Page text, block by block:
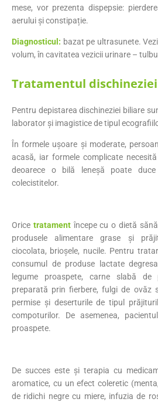
mese, vor prezenta dispepsie:
aerului și constipație.
Diagnosticul: bazat pe ultrasunete.
volum, în cavitatea vezicii urinare –
Tratamentul
Pentru depistarea dischineziei biliare
laborator şi imagistice de tipul
În formele uşoare şi moderate,
acasă, iar formele complicate
deoarece o bilă leneşă poate
colecistitelor.
Orice tratament începe cu o dietă
produsele alimentare grase și
ciocolata, brioșele, nucile. Pentru
consumul de produse lactate
legume proaspete, carne slabă
preparată prin fierbere, fulgi de ovăz
permise şi deserturile de tipul
compoturilor. De asemenea,
proaspete.
De succes este și terapia cu
aromatice, cu un efect coleretic
de ridichi negre cu miere, infuzia de